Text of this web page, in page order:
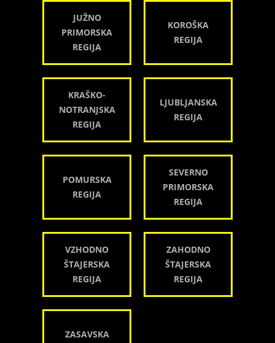
JUŽNO
PRIMORSKA
REGIJA
KOROŠKA
REGIJA
KRAŠKO-
NOTRANJSKA
REGIJA
LJUBLJANSKA
REGIJA
POMURSKA
REGIJA
SEVERNO
PRIMORSKA
REGIJA
VZHODNO
ŠTAJERSKA
REGIJA
ZAHODNO
ŠTAJERSKA
REGIJA
ZASAVSKA